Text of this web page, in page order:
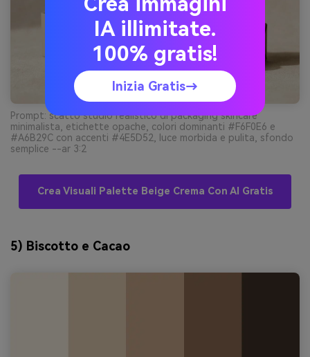
Prompt: scatto studio realistico di packaging skincare
minimalista, etichette opache, colori dominanti #F6F0E6 e
#A6B29C con accenti #4E5D52, luce morbida e pulita, sfondo
semplice --ar 3:2
Crea Visuali Palette Beige Crema Con AI Gratis
5) Biscotto e Cacao
IA illimitate.
100% gratis!
Inizia Gratis→